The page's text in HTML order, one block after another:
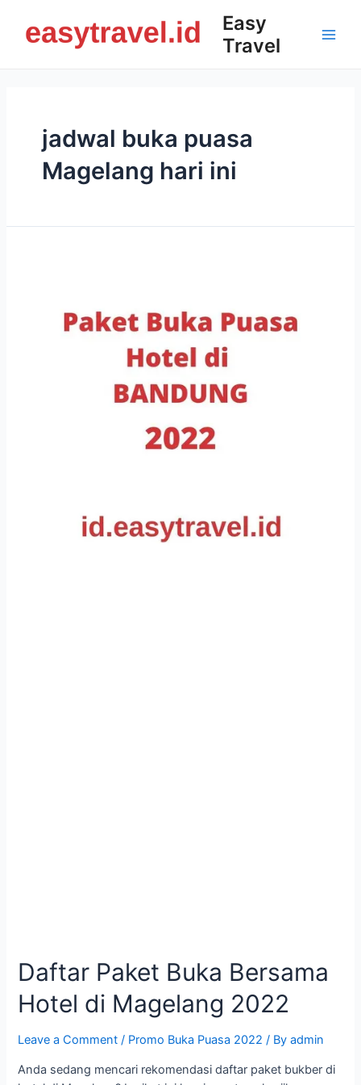
content
Easy
Travel
jadwal buka puasa
Magelang hari ini
Daftar Paket Buka Bersama
Hotel di Magelang 2022
Leave a Comment / Promo Buka Puasa 2022 / Byadmin
Anda sedang mencari rekomendasi daftar paket bukber di